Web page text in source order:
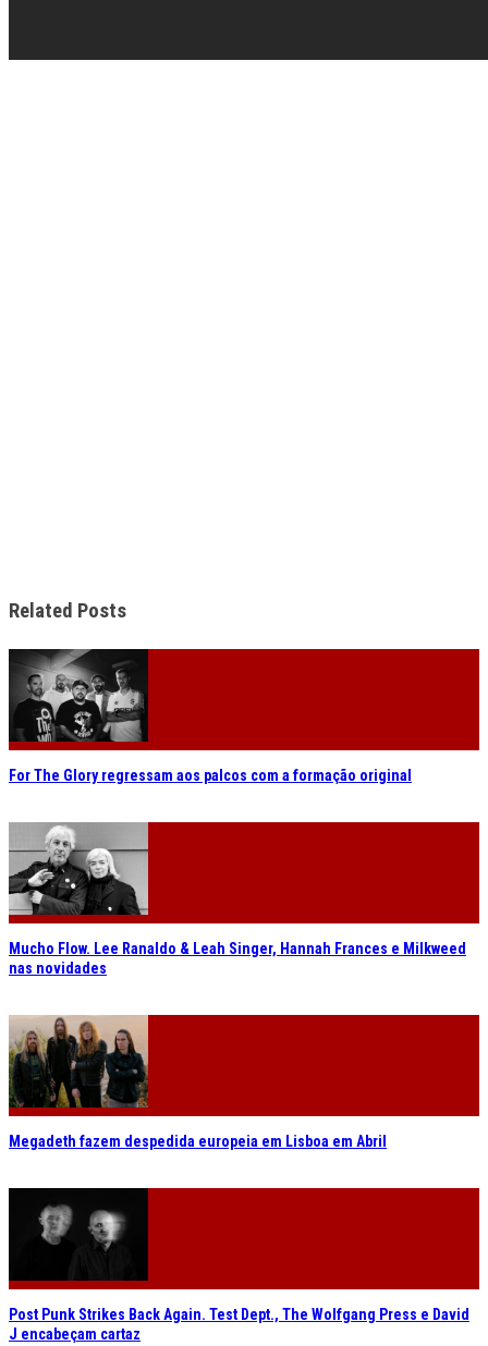
Related Posts
For The Glory regressam aos palcos com a formação original
Mucho Flow. Lee Ranaldo & Leah Singer, Hannah Frances e Milkweed
nas novidades
Megadeth fazem despedida europeia em Lisboa em Abril
Post Punk Strikes Back Again. Test Dept., The Wolfgang Press e David
J encabeçam cartaz